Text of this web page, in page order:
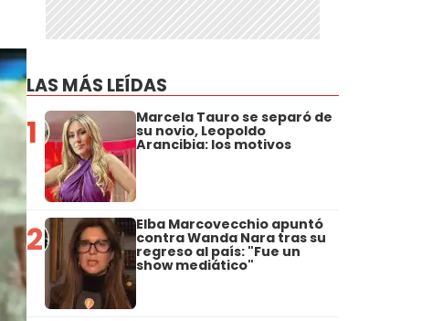
LAS MÁS LEÍDAS
1 Marcela Tauro se separó de
su novio, Leopoldo
Arancibia: los motivos
2 Elba Marcovecchio apuntó
contra Wanda Nara tras su
regreso al país: "Fue un
show mediático"